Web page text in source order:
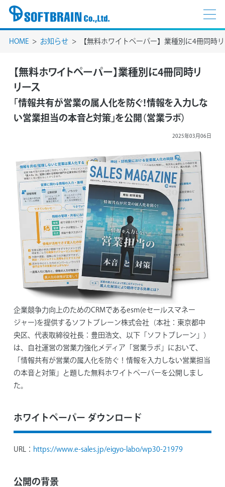
HOME お知らせ 【無料ホワイトペーパー】業種別に4冊同時
【無料ホワイトペーパー】業種別に4冊同時リ
リース
「情報共有が営業の属人化を防ぐ！情報を入力しな
い営業担当の本音と対策」を公開（営業ラボ）
2025年03月06日
企業競争力向上のためのCRMであるesm(eセールスマネー
ジャー)を提供するソフトブレーン株式会社（本社：東京都中
央区、代表取締役社長：豊田浩文、以下「ソフトブレーン」）
は、自社運営の営業力強化メディア「営業ラボ」において、
「情報共有が営業の属人化を防ぐ！情報を入力しない営業担当
の本音と対策」と題した無料ホワイトペーパーを公開しまし
た。
ホワイトペーパー ダウンロード
URL： https://www.e-sales.jp/eigyo-labo/wp30-21979
公開の背景